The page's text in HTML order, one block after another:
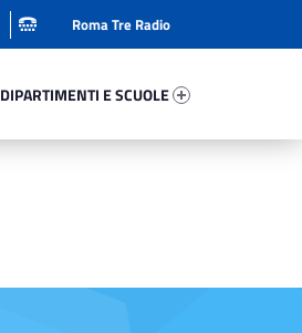
DIPARTIMENTI E SCUOLE
Roma Tre Radio